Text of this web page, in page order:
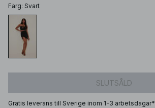
Färg: Svart
SLUTSÅLD
Gratis leverans till Sverige inom 1-3 arbetsdagar*